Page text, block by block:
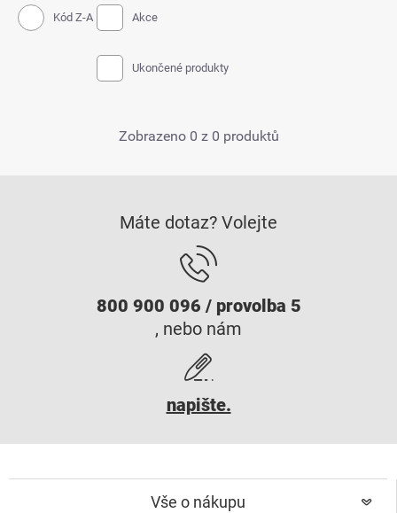
Kód Z-A Akce
Ukončené produkty
Zobrazeno 0 z 0 produktů
Máte dotaz? Volejte
800 900 096 / provolba 5
, nebo nám
napište.
Vše o nákupu